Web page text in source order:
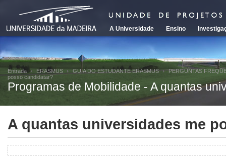
A Universidade Ensino
Entrada ERASMUS GUIA DO ESTUDANTE ERASMUS
PERGUNTAS
posso candidatar?
Programas de Mobilidade - A quantas
A quantas universidades me